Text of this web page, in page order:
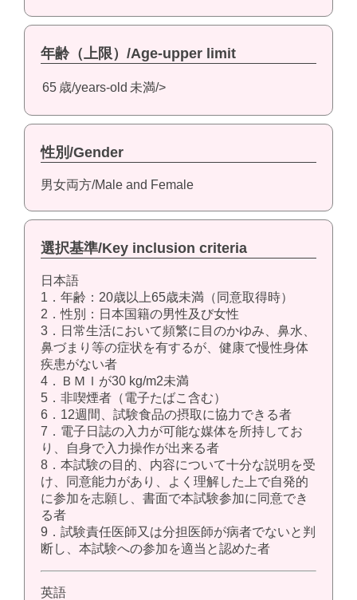
年齢（上限）/Age-upper limit
65 歳/years-old 未満/>
性別/Gender
男女両方/Male and Female
選択基準/Key inclusion criteria
日本語
1．年齢：20歳以上65歳未満（同意取得時）
2．性別：日本国籍の男性及び女性
3．日常生活において頻繁に目のかゆみ、鼻水、
鼻づまり等の症状を有するが、健康で慢性身体
疾患がない者
4．ＢＭＩが30 kg/m2未満
5．非喫煙者（電子たばこ含む）
6．12週間、試験食品の摂取に協力できる者
7．電子日誌の入力が可能な媒体を所持してお
り、自身で入力操作が出来る者
8．本試験の目的、内容について十分な説明を受
け、同意能力があり、よく理解した上で自発的
に参加を志願し、書面で本試験参加に同意でき
る者
9．試験責任医師又は分担医師が病者でないと判
断し、本試験への参加を適当と認めた者
英語